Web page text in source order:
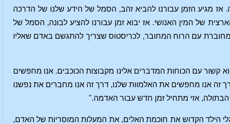
שינוי חשוב באדמה. אז מגיע הזמן עבורנו להביא זהב, הסמל של הידע שלנו של הדרכה
של המין האנושי. אז יבוא זמן עבורנו להציע לבונה, הסמל של
עם הרוח המחובר, לכריסטוס שצריך להתגשם באדם שאליו
עם הכוחות המדברים אלינו מקבוצות הכוכבים. אנו מחפשים
זה אנו מחפשים את האלמוות שלנו, דרך זה אנו מחברים את נפשנו
אזי מתחיל זמן חדש עבור האדמה."
הילד הקדוש את חוכמת האלים, את המעלות המוסריות של האדם,